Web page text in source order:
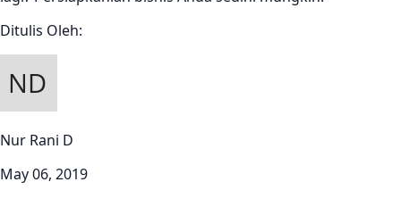
Ditulis Oleh:
Nur Rani D
May 06, 2019